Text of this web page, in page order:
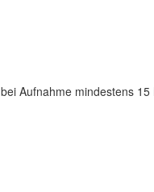
Aufnahme mindestens